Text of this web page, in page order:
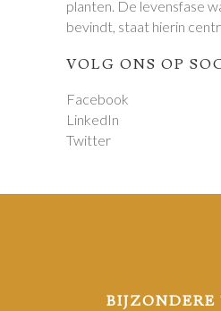
planten. De levensfase
bevindt, staat hierin
VOLG ONS OP
Facebook
LinkedIn
Twitter